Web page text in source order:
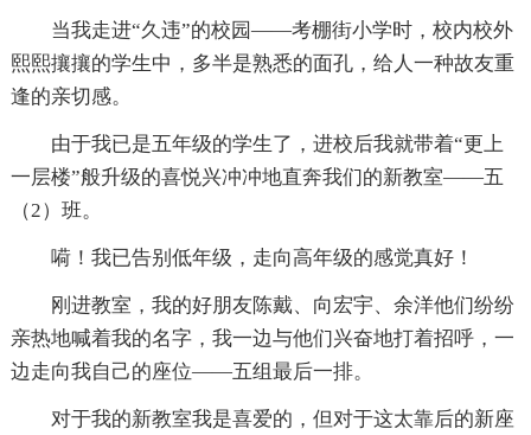
当我走进“久违”的校园——考棚街小学时，校内校外
熙熙攘攘的学生中，多半是熟悉的面孔，给人一种故友重
逢的亲切感。
由于我已是五年级的学生了，进校后我就带着“更上
一层楼”般升级的喜悦兴冲冲地直奔我们的新教室——五
（2）班。
嗬！我已告别低年级，走向高年级的感觉真好！
刚进教室，我的好朋友陈戴、向宏宇、余洋他们纷纷
亲热地喊着我的名字，我一边与他们兴奋地打着招呼，一
边走向我自己的座位——五组最后一排。
对于我的新教室我是喜爱的，但对于这太靠后的新座